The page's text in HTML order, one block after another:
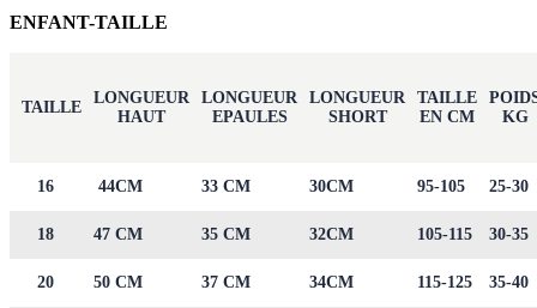
ENFANT-TAILLE
TAILLE
LONGUEUR
HAUT
LONGUEUR
EPAULES
LONGUEUR
SHORT
TAILLE
EN CM
KG
16 44CM 33 CM 30CM 95-105 25-30
18 47 CM 35 CM 32CM 105-115 30-35
20 50 CM 37 CM 34CM 115-125 35-40